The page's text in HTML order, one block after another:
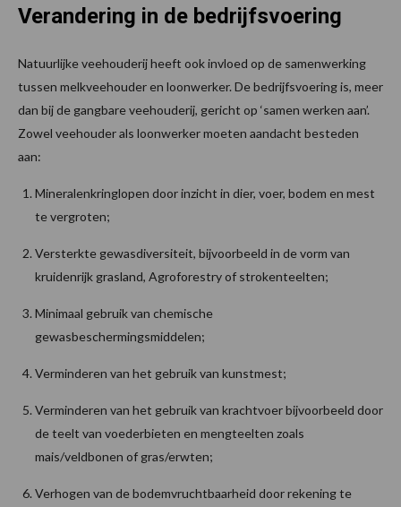
Verandering in de bedrijfsvoering
Natuurlijke veehouderij heeft ook invloed op de samenwerking
tussen melkveehouder en loonwerker. De bedrijfsvoering is, meer
dan bij de gangbare veehouderij, gericht op ‘samen werken aan’.
Zowel veehouder als loonwerker moeten aandacht besteden
aan:
Mineralenkringlopen door inzicht in dier, voer, bodem en mest
te vergroten;
Versterkte gewasdiversiteit, bijvoorbeeld in de vorm van
kruidenrijk grasland, Agroforestry of strokenteelten;
Minimaal gebruik van chemische
gewasbeschermingsmiddelen;
Verminderen van het gebruik van kunstmest;
Verminderen van het gebruik van krachtvoer bijvoorbeeld door
de teelt van voederbieten en mengteelten zoals
mais/veldbonen of gras/erwten;
Verhogen van de bodemvruchtbaarheid door rekening te